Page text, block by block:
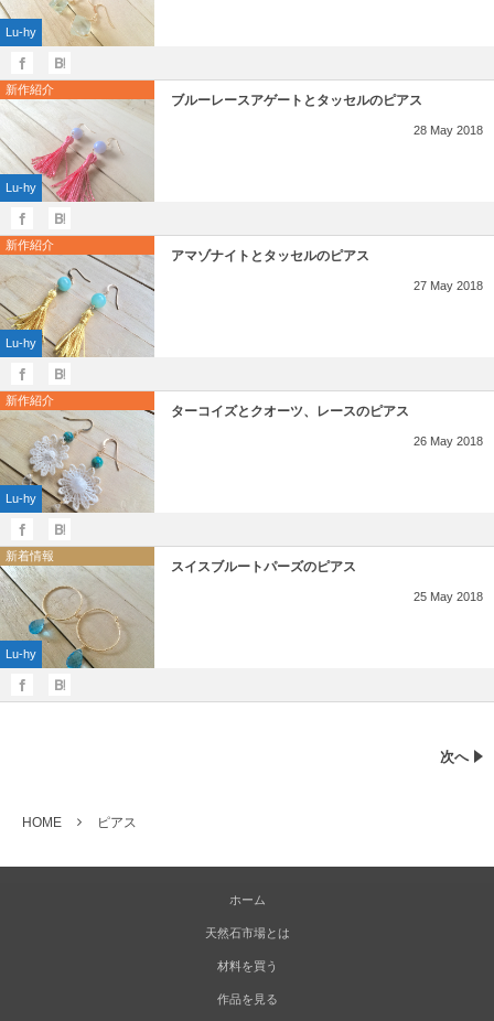
Lu-hy
新作紹介
Lu-hy
ブルーレースアゲートとタッセルのピアス
28 May 2018
新作紹介
Lu-hy
アマゾナイトとタッセルのピアス
27 May 2018
新作紹介
Lu-hy
ターコイズとクオーツ、レースのピアス
26 May 2018
新着情報
Lu-hy
スイスブルートパーズのピアス
25 May 2018
次へ
HOME ピアス
ホーム
天然石市場とは
材料を買う
作品を見る